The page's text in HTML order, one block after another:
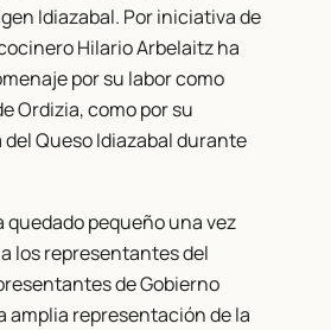
Idiazabal. Por iniciativa de
Hilario Arbelaitz ha
por su labor como
Ordizia, como por su
Queso Idiazabal durante
quedado pequeño una vez
los representantes del
de Gobierno
amplia representación de la